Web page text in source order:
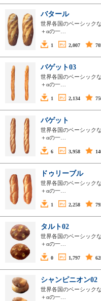
バタール
世界各国のベーシック
＋αの一…
1 2,007
バゲット03
世界各国のベーシック
＋αの一…
1 2,134
バゲット
世界各国のベーシック
＋αの一…
6 3,958
ドゥリーブル
世界各国のベーシック
＋αの一…
1 2,258
タルト02
世界各国のベーシック
＋αの一…
0 1,797
シャンピニオン02
世界各国のベーシック
＋αの一…